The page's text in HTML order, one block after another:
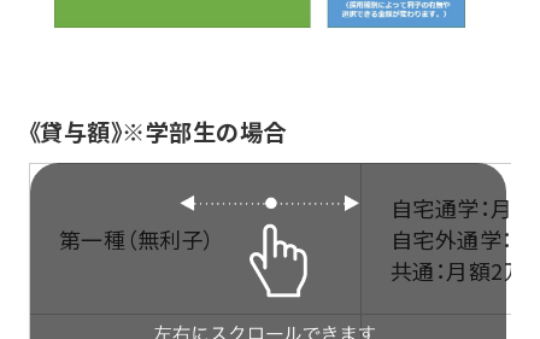
《貸与額》※学部生の場合
第一種（無利子）
自宅通学：月
自宅外通学：
共通：月額2